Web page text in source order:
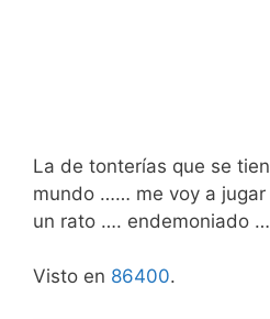
La de tonterías que se
mundo …… me voy a
un rato …. endemoniado
Visto en 86400.